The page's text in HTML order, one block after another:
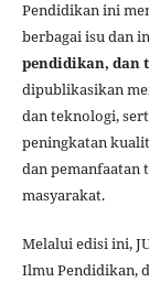
Pendidikan ini
berbagai isu dan
pendidikan, dan
dipublikasikan
dan teknologi,
peningkatan
dan pemanfaatan
masyarakat.
Melalui edisi ini,
Ilmu Pendidikan,